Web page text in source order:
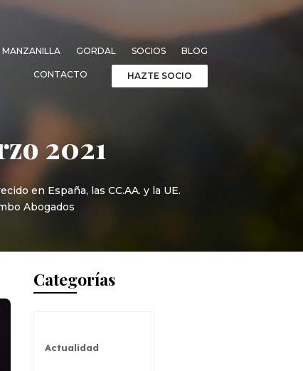
MANZANILLA GORDAL SOCIOS BLOG
CONTACTO HAZTE SOCIO
2021
en España, las CC.AA. y la UE.
Abogados
Categorías
Actualidad